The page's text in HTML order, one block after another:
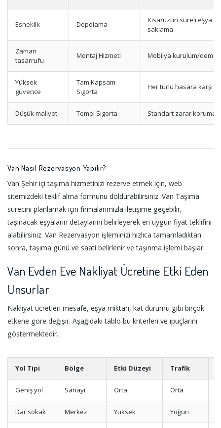
Esneklik Depolama
Kısa/uzun süreli eşya
saklama
Zaman
tasarrufu
Montaj Hizmeti Mobilya kurulum/
Yüksek
güvence
Tam Kapsam
Sigorta
Her türlü hasara karşı
Düşük maliyet Temel Sigorta Standart zarar koruması
Van Nasıl Rezervasyon Yapılır?
Van Şehir içi taşıma hizmetinizi rezerve etmek için, web
sitemizdeki teklif alma formunu doldurabilirsiniz. Van Taşıma
sürecini planlamak için firmalarımızla iletişime geçebilir,
taşınacak eşyaların detaylarını belirleyerek en uygun fiyat teklifini
alabilirsiniz. Van Rezervasyon işleminizi hızlıca tamamladıktan
sonra, taşıma günü ve saati belirlenir ve taşınma işlemi başlar.
Van Evden Eve Nakliyat Ücretine Etki Eden
Unsurlar
Nakliyat ücretleri mesafe, eşya miktarı, kat durumu gibi birçok
etkene göre değişir. Aşağıdaki tablo bu kriterleri ve ipuçlarını
göstermektedir.
Yol Tipi Bölge Etki Düzeyi Trafik
Geniş yol Sanayi Orta Orta
Dar sokak Merkez Yüksek Yoğun